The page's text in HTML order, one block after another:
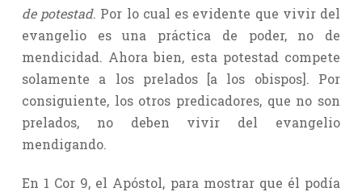
de potestad. Por lo cual es evidente que vivir del
evangelio es una práctica de poder, no de
mendicidad. Ahora bien, esta potestad compete
solamente a los prelados [a los obispos]. Por
consiguiente, los otros predicadores, que no son
prelados, no deben vivir del evangelio
mendigando.
En 1 Cor 9, el Apóstol, para mostrar que él podía